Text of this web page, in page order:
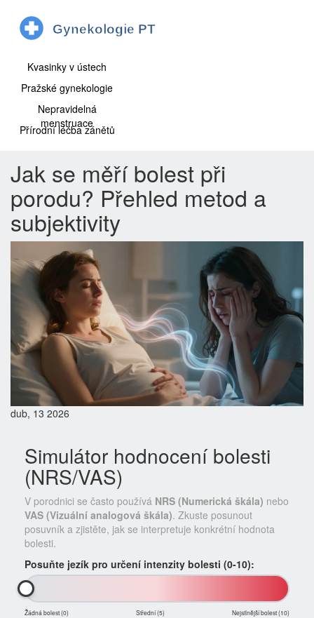
Kvasinky v ústech
Pražské gynekologie
Nepravidelná
menstruace
Přírodní léčba zánětů
Jak se měří bolest při
porodu? Přehled metod a
subjektivity
dub, 13 2026
Simulátor hodnocení bolesti
(NRS/VAS)
V porodnici se často používá NRS (Numerická škála) nebo
VAS (Vizuální analogová škála). Zkuste posunout
posuvník a zjistěte, jak se interpretuje konkrétní hodnota
bolesti.
Posuňte jezík pro určení intenzity bolesti (0-10):
Žádná bolest (0) Střední (5) Nejsilnější bolest (10)